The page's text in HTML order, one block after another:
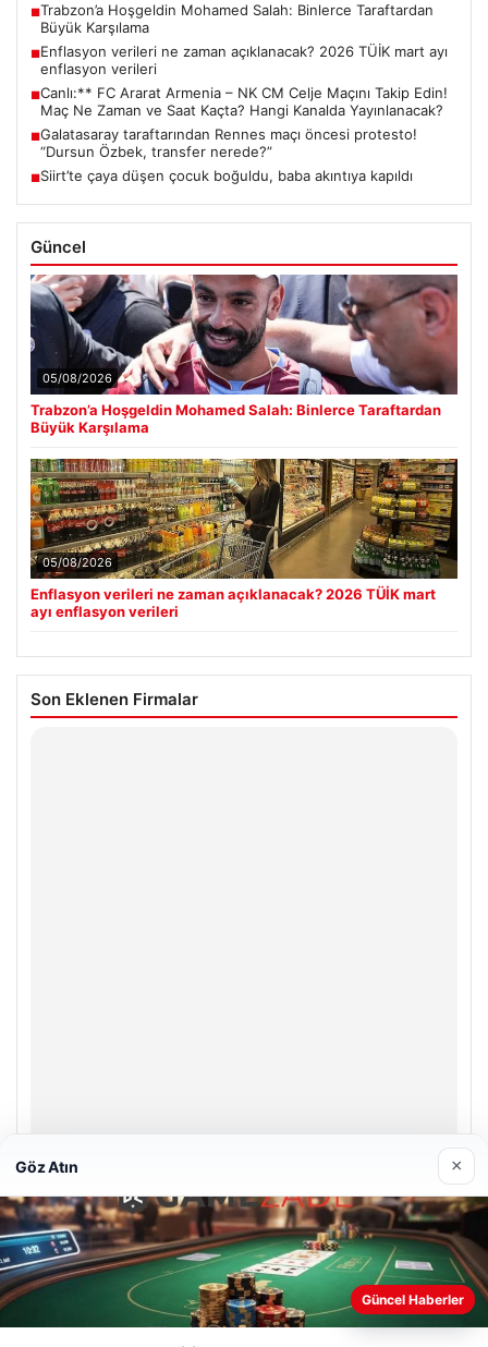
■Trabzon’a Hoşgeldin Mohamed Salah: Binlerce Taraftardan
Büyük Karşılama
■Enflasyon verileri ne zaman açıklanacak? 2026 TÜİK mart ayı
enflasyon verileri
■Canlı:** FC Ararat Armenia – NK CM Celje Maçını Takip Edin!
Maç Ne Zaman ve Saat Kaçta? Hangi Kanalda Yayınlanacak?
■Galatasaray taraftarından Rennes maçı öncesi protesto!
“Dursun Özbek, transfer nerede?”
■Siirt’te çaya düşen çocuk boğuldu, baba akıntıya kapıldı
Güncel
05/08/2026
Trabzon’a Hoşgeldin Mohamed Salah: Binlerce Taraftardan
Büyük Karşılama
05/08/2026
Enflasyon verileri ne zaman açıklanacak? 2026 TÜİK mart
ayı enflasyon verileri
Son Eklenen Firmalar
Enes Kaplan Avukatlık Bürosu
28/04/2026
Web sitemizi nasıl kullandığınızı daha iyi anlayabilmek,
deneyiminizi kişiselleştirmek ve geliştirmek amacıyla çerezler
Göz Atın ×
Güncel Haberler